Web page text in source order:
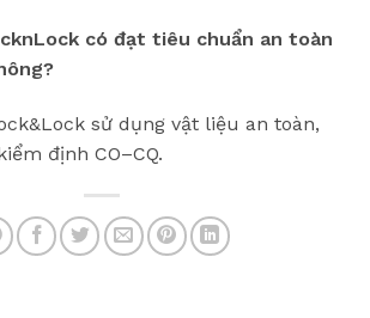
có đạt tiêu chuẩn an toàn
sử dụng vật liệu an toàn,
định CO–CQ.